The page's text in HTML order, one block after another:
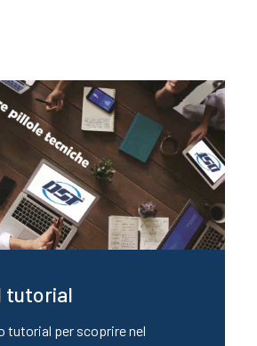
tutorial
tutorial per scoprire nel